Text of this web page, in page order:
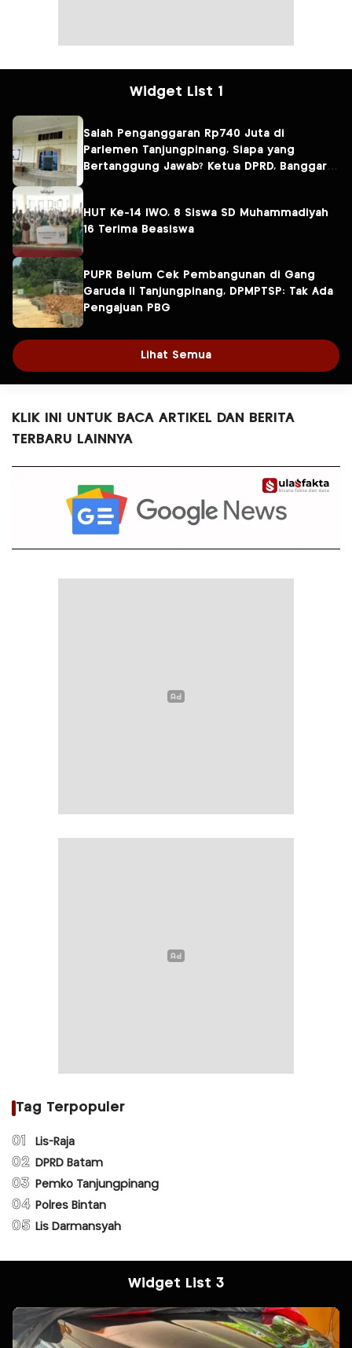
Widget List 1
Salah Penganggaran Rp740 Juta di
Parlemen Tanjungpinang, Siapa yang
Bertanggung Jawab? Ketua DPRD, Banggar
HUT Ke-14 IWO, 8 Siswa SD Muhammadiyah
16 Terima Beasiswa
PUPR Belum Cek Pembangunan di Gang
Garuda II Tanjungpinang, DPMPTSP: Tak Ada
Pengajuan PBG
Lihat Semua
KLIK INI UNTUK BACA ARTIKEL DAN BERITA
TERBARU LAINNYA
Tag Terpopuler
01 Lis-Raja
02 DPRD Batam
03 Pemko Tanjungpinang
04 Polres Bintan
05 Lis Darmansyah
Widget List 3